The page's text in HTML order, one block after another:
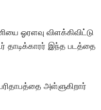
ஓரளவு விளக்கிவிட்டு
தாடிக்காரர் இந்த படத்தை
அள்ளுகிறார்